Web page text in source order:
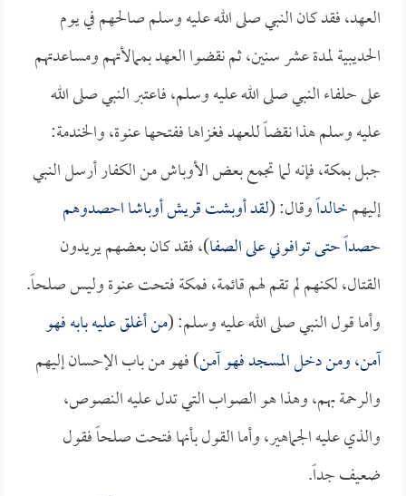
العهد، فقد كان النبي صلى الله عليه وسلم صالحهم في يوم
الحديبية لمدة عشر سنين، ثم نقضوا العهد بممالأتهم ومساعدتهم
على حلفاء النبي صلى الله عليه وسلم، فاعتبر النبي صلى الله
عليه وسلم هذا نقضاً للعهد فغزاها ففتحها عنوة، والخندمة:
جبل بمكة، فإنه لما تجمع بعض الأوباش من الكفار أرسل النبي
إليهمخالداًوقال: (لقد أوبشت قريش أوباشا احصدوهم
حصداً حتى توافوني على الصفا)، فقد كان بعضهم يريدون
القتال، لكنهم لم تقم لهم قائمة، فمكة فتحت عنوة وليس صلحاً.
وأما قول النبي صلى الله عليه وسلم: (من أغلق عليه بابه فهو
آمن، ومن دخل المسجد فهو آمن) فهو من باب الإحسان إليهم
والرحمة بهم، وهذا هو الصواب التي تدل عليه النصوص،
والذي عليه الجماهير، وأما القول بأنها فتحت صلحاً فقول
ضعيف جداً.